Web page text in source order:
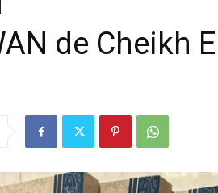
de Cheikh